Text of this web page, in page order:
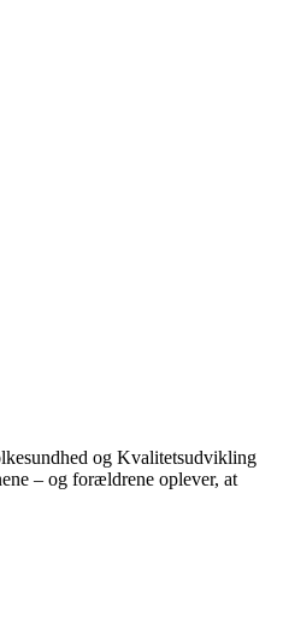
og Kvalitetsudvikling
– og forældrene oplever, at